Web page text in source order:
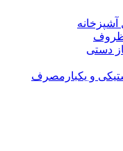
ظروف
دستی
و یکبارمصرف